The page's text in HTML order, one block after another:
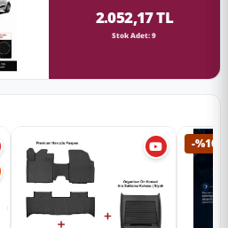
2.052,17 TL
Stok Adet: 9
-%10